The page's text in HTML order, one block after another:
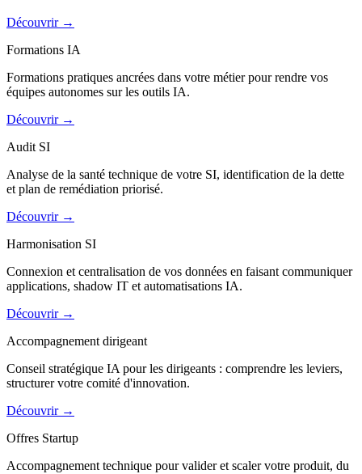
Découvrir →
Formations IA
Formations pratiques ancrées dans votre métier pour rendre vos
équipes autonomes sur les outils IA.
Découvrir →
Audit SI
Analyse de la santé technique de votre SI, identification de la dette
et plan de remédiation priorisé.
Découvrir →
Harmonisation SI
Connexion et centralisation de vos données en faisant communiquer
applications, shadow IT et automatisations IA.
Découvrir →
Accompagnement dirigeant
Conseil stratégique IA pour les dirigeants : comprendre les leviers,
structurer votre comité d'innovation.
Découvrir →
Offres Startup
Accompagnement technique pour valider et scaler votre produit, du